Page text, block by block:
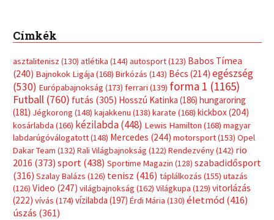
Címkék
asztalitenisz (130) atlétika (144) autosport(123) Babos Tímea
(240) Bajnokok Ligája (168) Birkózás (143) Bécs (214) egészség
(530) Európabajnokság (173) ferrari (139) forma 1 (1165)
Futball (760) futás (305) Hosszú Katinka (186) hungaroring
(181) Jégkorong (148) kajakkenu (138) karate (168) kickbox(204)
kosárlabda (166) kézilabda(448) Lewis Hamilton (168) magyar
labdarúgóválogatott(148) Mercedes (244) motorsport(153) Opel
Dakar Team (132) Rali Világbajnokság (122) Rendezvény(142) rio
2016 (373) sport(438) Sportime Magazin (128) szabadidősport
(316) Szalay Balázs (126) tenisz (416) táplálkozás (155) utazás
(126) Video (247) világbajnokság (162) Világkupa (129) vitorlázás
(222) vívás (174) vízilabda (197) Érdi Mária (130) életmód(416)
úszás (361)